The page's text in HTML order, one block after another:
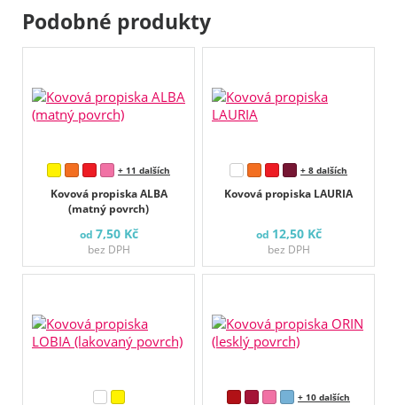
Podobné produkty
Kovová propiska ALBA
(matný povrch)
+ 11 dalších
od 7,50 Kč
bez DPH
Kovová propiska LAURIA
+ 8 dalších
od 12,50 Kč
bez DPH
+ 10 dalších